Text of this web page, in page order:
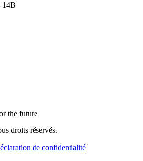
14B
the future
droits réservés.
de confidentialité